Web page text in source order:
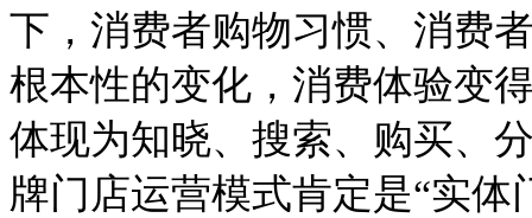
下，消费者购物习惯、消费
根本性的变化，消费体验变
体现为知晓、搜索、购买、
牌门店运营模式肯定是“实体